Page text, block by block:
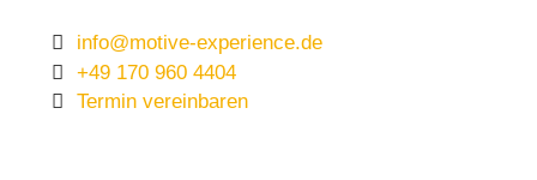
info@motive-experience.de
+49 170 960 4404
Termin vereinbaren